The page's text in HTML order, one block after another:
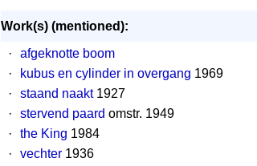
Work(s) (mentioned):
·
afgeknotte boom
·
kubus en cylinder in overgang 1969
·
staand naakt1927
·
stervend paard omstr. 1949
·
the King 1984
·
vechter1936